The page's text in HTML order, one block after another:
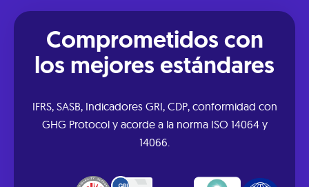
Comprometidos con
los mejores estándares
IFRS, SASB, Indicadores GRI, CDP, conformidad con
GHG Protocol y acorde a la norma ISO 14064 y
14066.